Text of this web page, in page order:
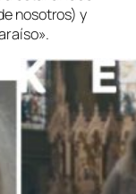
nosotros) y